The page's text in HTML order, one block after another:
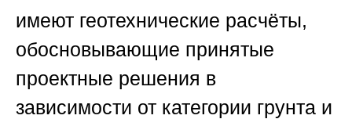
имеют геотехнические расчёты,
обосновывающие принятые
проектные решения в
зависимости от категории грунта и